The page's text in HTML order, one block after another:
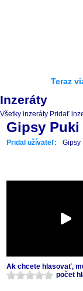
Teraz
Inzeráty
Všetky inzeráty Pridať
Gipsy
Pridal užívateľ: Gipsy
Ak chcete hlasovať,
počet